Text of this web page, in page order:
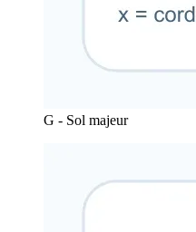
G - Sol majeur